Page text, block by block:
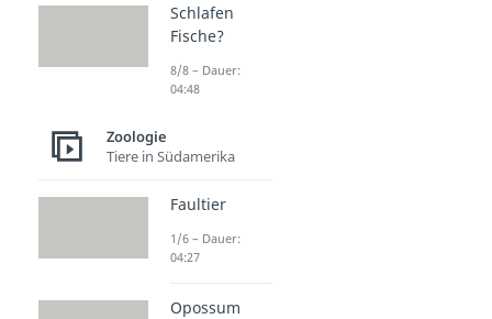
Schlafen
Fische?
8/8 – Dauer:
04:48
Zoologie
Tiere in Südamerika
Faultier
1/6 – Dauer:
04:27
Opossum